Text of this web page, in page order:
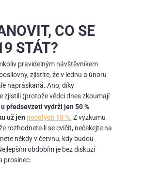
CO SE
STÁT?
pravidelným návštěvníkem
zjistíte, že v lednu a únoru
napráskaná. Ano, díky
zjistili (protože vědci dnes zkoumají
předsevzetí vydrží jen 50 %
už jennecelých 10 %. Z výzkumu
rozhodnete-li se cvičit, nečekejte na
někdy v červnu, kdy budou
obdobím je bez diskuzí
prosinec.